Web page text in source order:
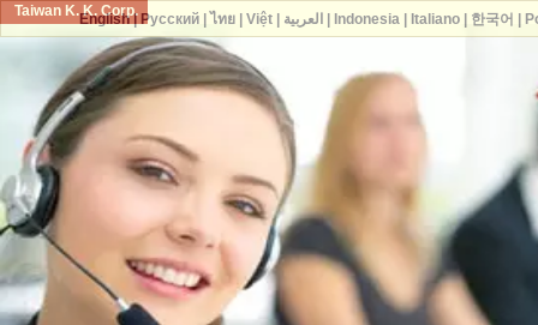
Taiwan K. K. Corp.
English| Русский| ไทย| Việt| العربية Indonesia| Italiano| 한국어